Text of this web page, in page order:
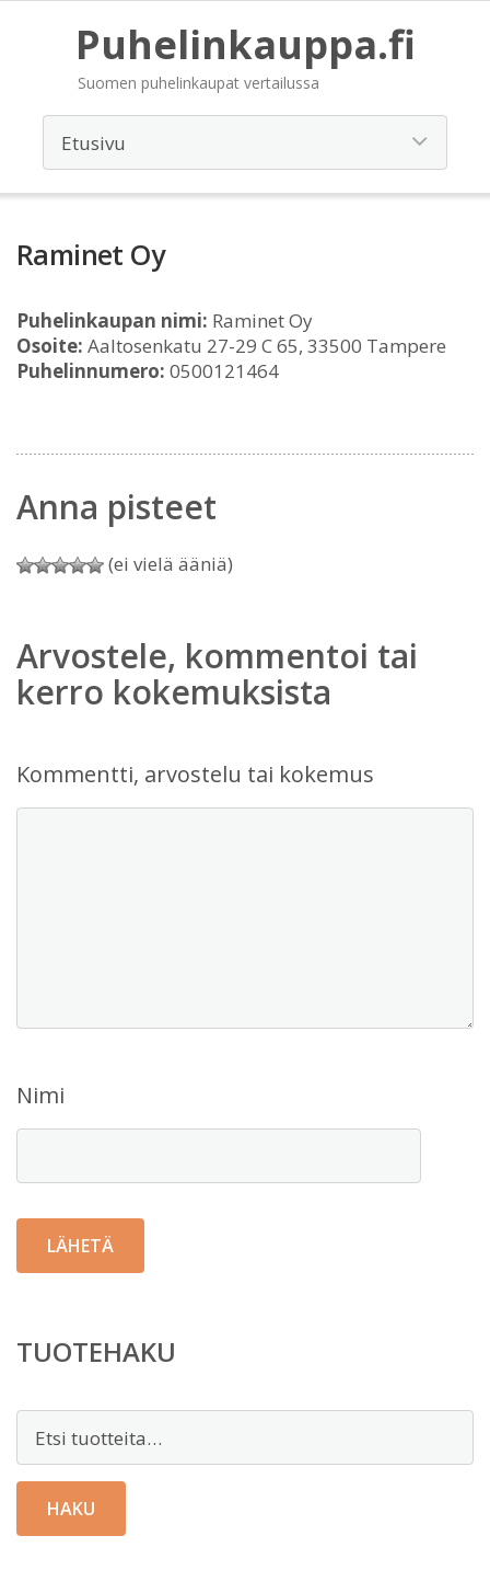
Puhelinkauppa.fi
Suomen puhelinkaupat vertailussa
Raminet Oy
Puhelinkaupan nimi: Raminet Oy
Osoite: Aaltosenkatu 27-29 C 65, 33500 Tampere
Puhelinnumero: 0500121464
Anna pisteet
(ei vielä ääniä)
Arvostele, kommentoi tai
kerro kokemuksista
Kommentti, arvostelu tai kokemus
Nimi
TUOTEHAKU
HAKU